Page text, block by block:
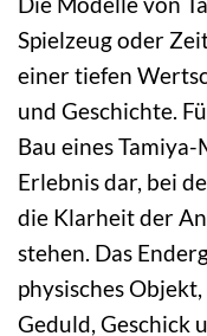
Spielzeug oder
einer tiefen
und Geschichte.
Bau eines
Erlebnis dar, bei
die Klarheit der
stehen. Das
physisches
Geduld, Geschick